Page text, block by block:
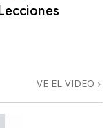
VE EL VIDEO